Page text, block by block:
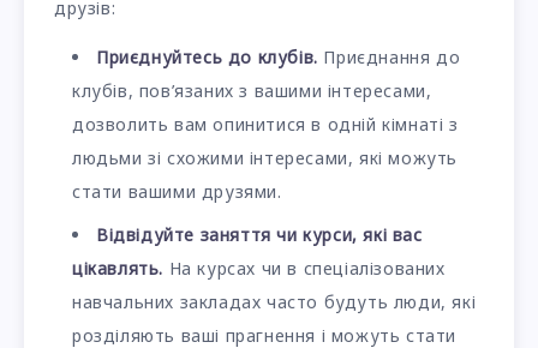
друзів:
Приєднуйтесь до клубів. Приєднання до
клубів, пов’язаних з вашими інтересами,
дозволить вам опинитися в одній кімнаті з
людьми зі схожими інтересами, які можуть
стати вашими друзями.
Відвідуйте заняття чи курси, які вас
цікавлять. На курсах чи в спеціалізованих
навчальних закладах часто будуть люди, які
розділяють ваші прагнення і можуть стати